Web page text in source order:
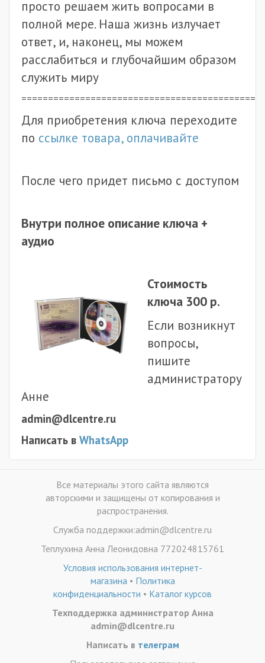
просто решаем жить вопросами в
полной мере. Наша жизнь излучает
ответ, и, наконец, мы можем
расслабиться и глубочайшим образом
служить миру
============================================
Для приобретения ключа переходите
по ссылке товара, оплачивайте
После чего придет письмо с доступом
Внутри полное описание ключа +
аудио
Стоимость
ключа 300 р.
Если возникнут
вопросы,
пишите
администратору
Анне
admin@dlcentre.ru
Написать в WhatsApp
Все материалы этого сайта являются
авторскими и защищены от копирования и
распространения.
Служба поддержки:admin@dlcentre.ru
Теплухина Анна Леонидовна 772024815761
Условия использования интернет-
магазина• Политика
конфиденциальности • Каталог курсов
Техподдержка администратор Анна
admin@dlcentre.ru
Написать в телеграм